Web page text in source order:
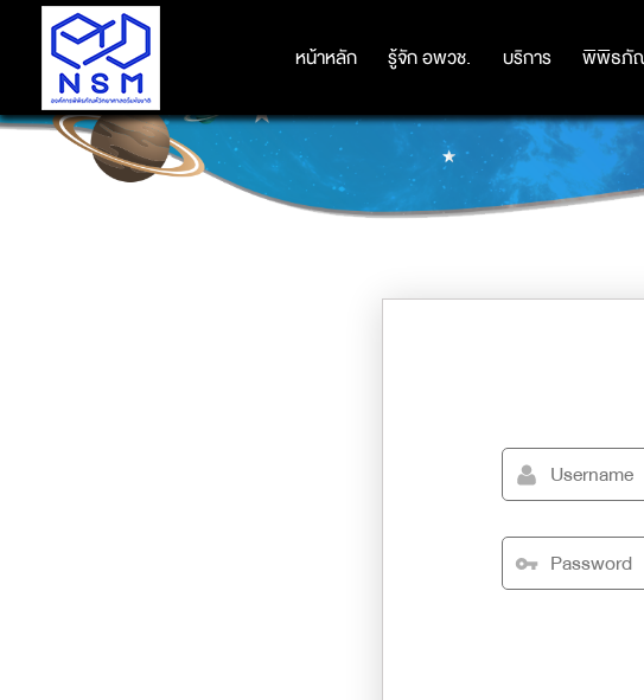
หน้าหลัก รู้จัก อพวช. บริการ พิพิธภั
หน้าหลัก รู้จัก อพวช. บริการ พิพิธภั